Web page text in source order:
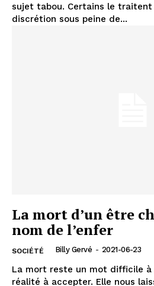
sujet tabou. Certains le traitent
discrétion sous peine de...
La mort d’un être
nom de l’enfer
SOCIÉTÉ Billy Gervé - 2021-06-23
La mort reste un mot difficile à
réalité à accepter. Elle nous